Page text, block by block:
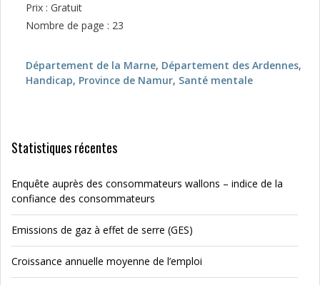
Prix : Gratuit
Nombre de page : 23
Département de la Marne, Département des Ardennes,
Handicap, Province de Namur, Santé mentale
Statistiques récentes
Enquête auprès des consommateurs wallons – indice de la
confiance des consommateurs
Emissions de gaz à effet de serre (GES)
Croissance annuelle moyenne de l’emploi